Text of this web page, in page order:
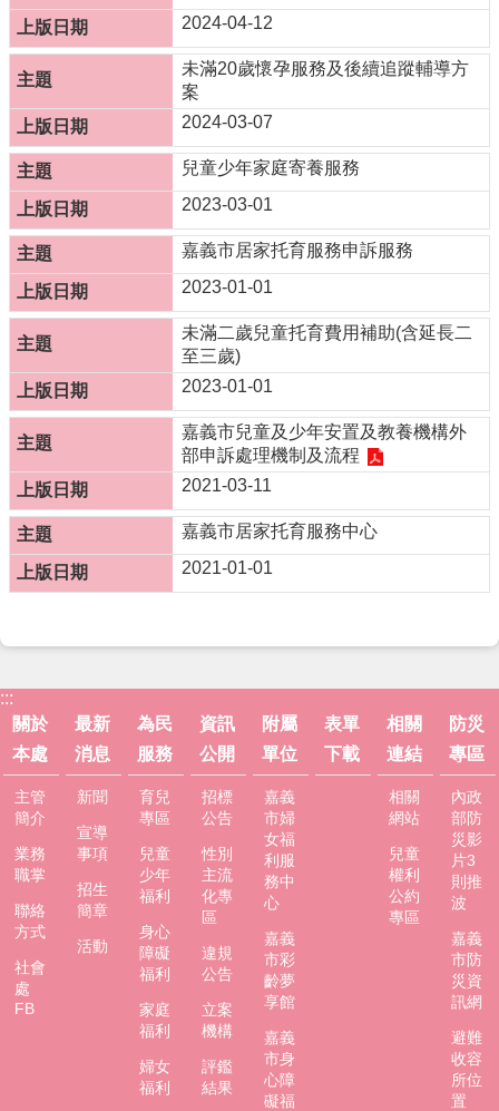
下
載
防
專
區
網
站
導
覽
回
首
頁
聯
絡
資
訊
嘉
義
市
政
社
處
FB
2024-04-12
未滿20歲懷孕服務及後續追蹤輔導方
案
2024-03-07
兒童少年家庭寄養服務
2023-03-01
嘉義市居家托育服務申訴服務
2023-01-01
未滿二歲兒童托育費用補助(含延長二
至三歲)
2023-01-01
嘉義市兒童及少年安置及教養機構外
部申訴處理機制及流程
2021-03-11
嘉義市居家托育服務中心
2021-01-01
:::
關於
本處
主管
簡介
業務
職掌
聯絡
方式
社會
處
FB
最新
消息
新聞
宣導
事項
招生
簡章
活動
為民
服務
育兒
專區
兒童
少年
福利
身心
障礙
福利
家庭
福利
婦女
福利
資訊
公開
招標
公告
性別
主流
化專
區
違規
公告
立案
機構
評鑑
結果
附屬
單位
嘉義
市婦
女福
利服
務中
心
嘉義
市彩
齡夢
享館
嘉義
市身
心障
礙福
表單
下載
相關
連結
相關
網站
兒童
權利
公約
專區
防災
專區
內政
部防
災影
片3
則推
波
嘉義
市防
災資
訊網
避難
收容
所位
置